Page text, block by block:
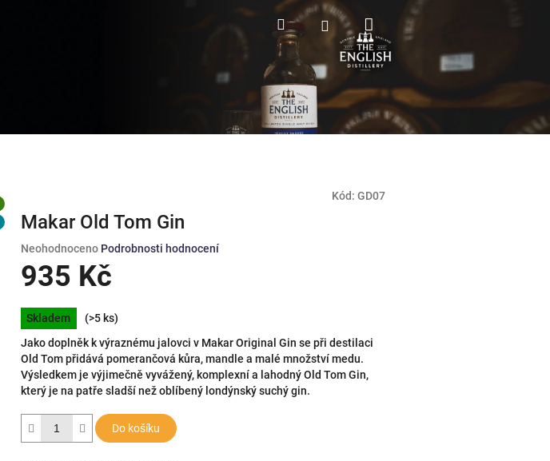
HledatPřihlášeníNákupní
košík
Kód: GD07
Makar Old Tom Gin
Průměrné
hodnocení
produktu
0,0
z
5
hvězdiček.
Neohodnoceno Podrobnosti hodnocení
935 Kč
Měrná
cena:
Skladem
(>5 ks)
Jako doplněk k výraznému jalovci v Makar Original Gin se při destilaci
Old Tom přidává pomerančová kůra, mandle a malé množství medu.
Výsledkem je výjimečně vyvážený, komplexní a lahodný Old Tom Gin,
který je na patře sladší než oblíbený londýnský suchý gin.
Do košíku